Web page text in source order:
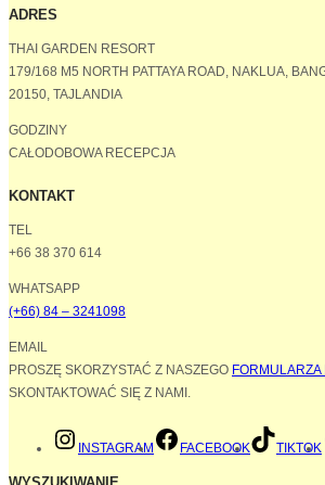
ADRES
THAI GARDEN RESORT
179/168 M5 NORTH PATTAYA ROAD, NAKLUA,
20150, TAJLANDIA
GODZINY
CAŁODOBOWA RECEPCJA
KONTAKT
TEL
+66 38 370 614
WHATSAPP
(+66) 84 – 3241098
EMAIL
PROSZĘ SKORZYSTAĆ Z NASZEGO FORMULARZA
SKONTAKTOWAĆ SIĘ Z NAMI.
INSTAGRAM FACEBOOK TIKTOK